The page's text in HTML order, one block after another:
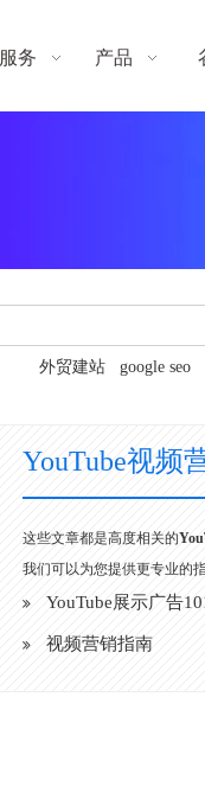
服务 产品
外贸建站 google seo
YouTube视频
这些文章都是高度相关的
我们可以为您提供更专业的指
YouTube展示广告
视频营销指南